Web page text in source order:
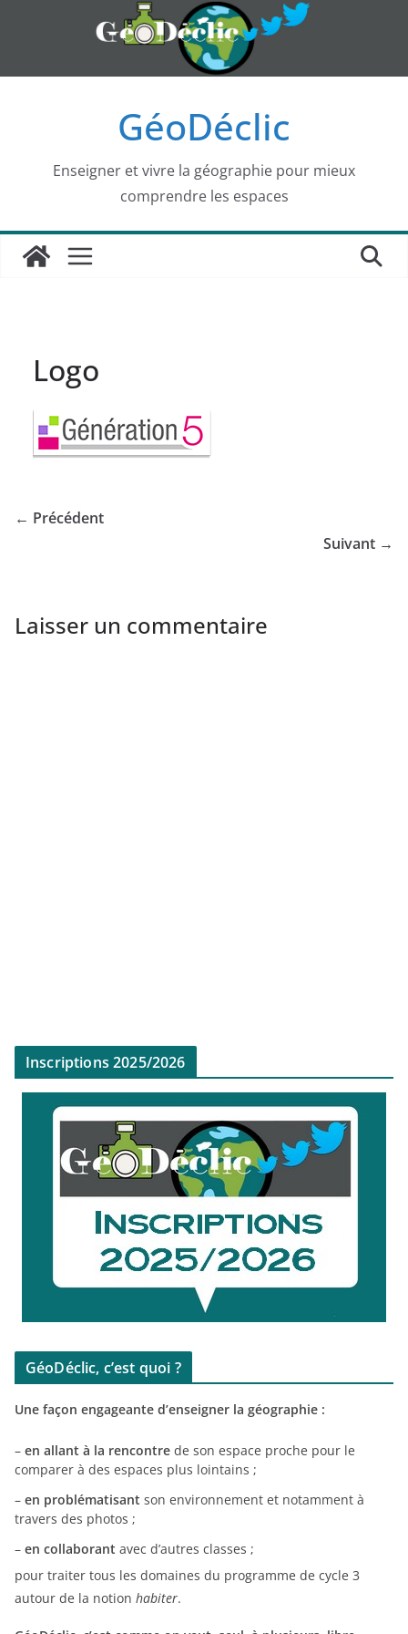
GéoDéclic
Enseigner et vivre la géographie pour mieux
comprendre les espaces
Logo
← Précédent
Suivant →
Laisser un commentaire
Inscriptions 2025/2026
GéoDéclic, c’est quoi ?
Une façon engageante d’enseigner la géographie :
– en allant à la rencontre de son espace proche pour le
comparer à des espaces plus lointains ;
– en problématisant son environnement et notamment à
travers des photos ;
– en collaborant avec d’autres classes ;
pour traiter tous les domaines du programme de cycle 3
autour de la notion habiter.